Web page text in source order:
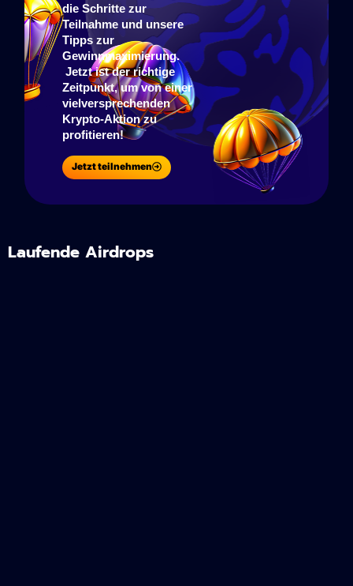
die Schritte zur
Teilnahme und unsere
Tipps zur
Gewinnmaximierung.
Jetzt ist der richtige
Zeitpunkt, um von einer
vielversprechenden
Krypto-Aktion zu
profitieren!
Jetzt teilnehmen
Laufende Airdrops